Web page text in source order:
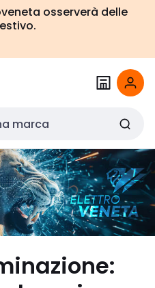
osserverà delle